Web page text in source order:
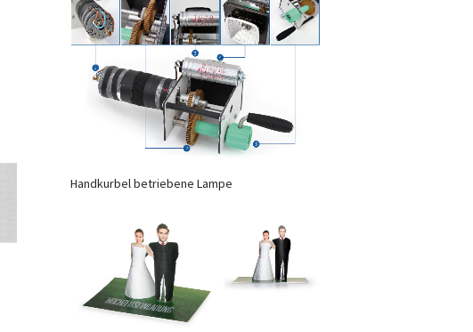
Handkurbel betriebene Lampe